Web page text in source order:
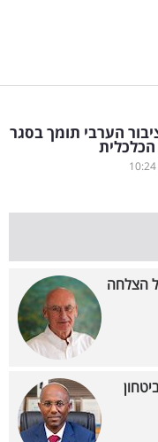
הערבי תומך בסגר
10:24
הצלחה